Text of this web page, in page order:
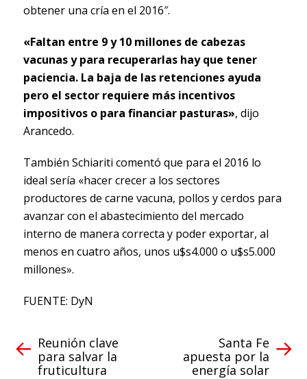
obtener una cría en el 2016″.
«Faltan entre 9 y 10 millones de cabezas
vacunas y para recuperarlas hay que tener
paciencia. La baja de las retenciones ayuda
pero el sector requiere más incentivos
impositivos o para financiar pasturas», dijo
Arancedo.
También Schiariti comentó que para el 2016 lo
ideal sería «hacer crecer a los sectores
productores de carne vacuna, pollos y cerdos para
avanzar con el abastecimiento del mercado
interno de manera correcta y poder exportar, al
menos en cuatro años, unos u$s4.000 o u$s5.000
millones».
FUENTE: DyN
Reunión clave
para salvar la
fruticultura
Santa Fe
apuesta por la
energía solar